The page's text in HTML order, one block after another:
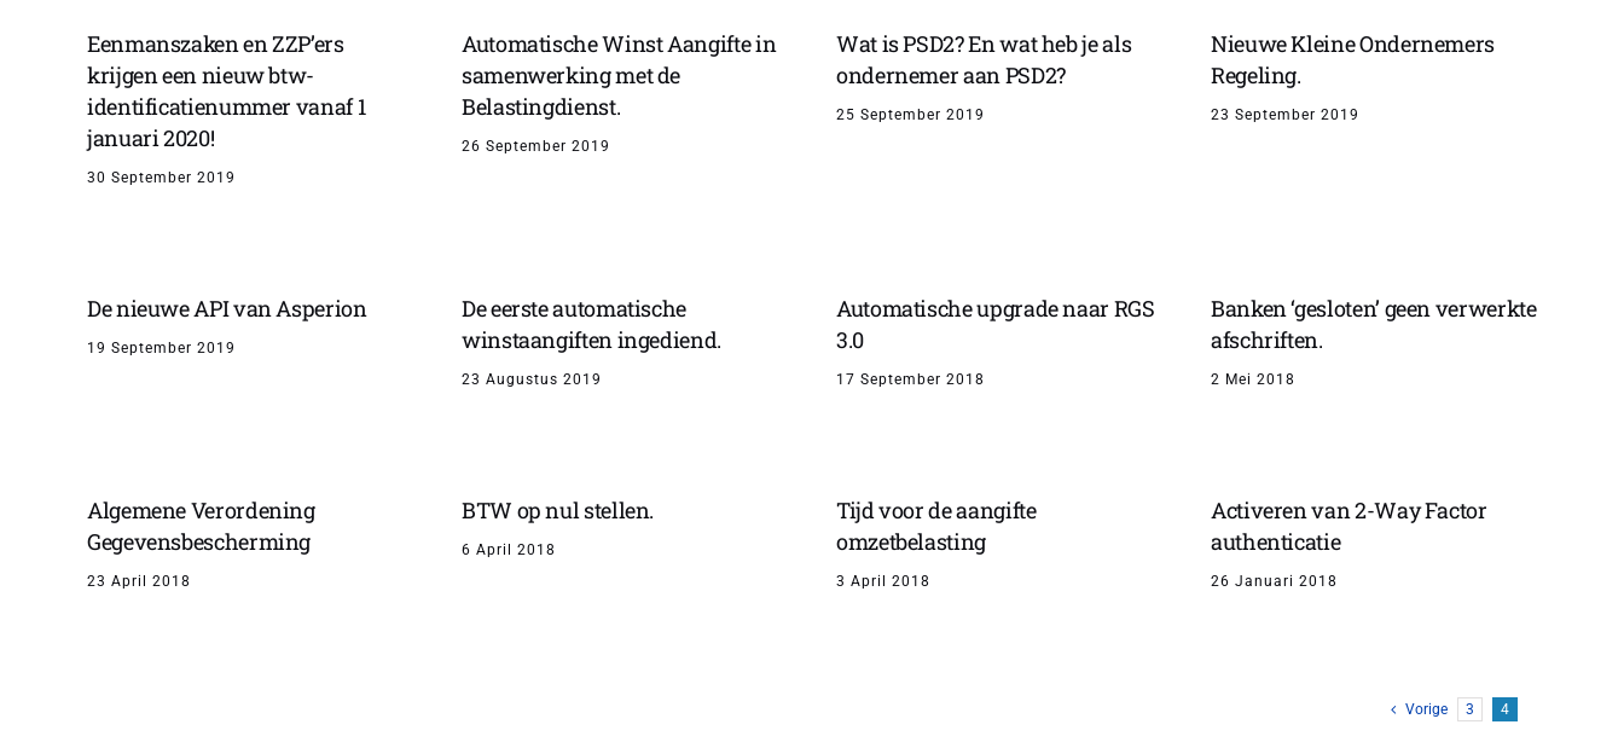
Eenmanszaken en ZZP’ers
krijgen een nieuw btw-
identificatienummer vanaf 1
januari 2020!
30 September 2019
Automatische Winst Aangifte in
samenwerking met de
Belastingdienst.
26 September 2019
Wat is PSD2? En wat heb je als
ondernemer aan PSD2?
25 September 2019
Nieuwe Kleine Ondernemers
Regeling.
23 September 2019
De nieuwe API van Asperion
19 September 2019
De eerste automatische
winstaangiften ingediend.
23 Augustus 2019
Automatische upgrade naar RGS
3.0
17 September 2018
Banken ‘gesloten’ geen verwerkte
afschriften.
2 Mei 2018
Algemene Verordening
Gegevensbescherming
23 April 2018
BTW op nul stellen.
6 April 2018
Tijd voor de aangifte
omzetbelasting
3 April 2018
Activeren van 2-Way Factor
authenticatie
26 Januari 2018
Vorige 3 4